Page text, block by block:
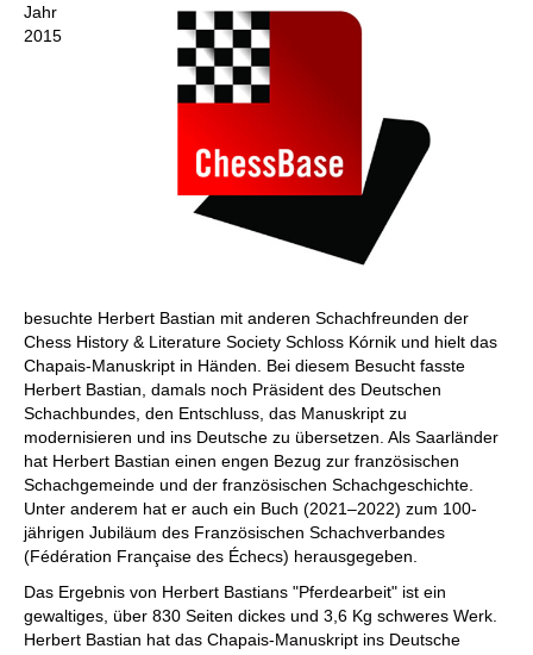
Jahr
2015
besuchte Herbert Bastian mit anderen Schachfreunden der
Chess History & Literature Society Schloss Kórnik und hielt das
Chapais-Manuskript in Händen. Bei diesem Besucht fasste
Herbert Bastian, damals noch Präsident des Deutschen
Schachbundes, den Entschluss, das Manuskript zu
modernisieren und ins Deutsche zu übersetzen. Als Saarländer
hat Herbert Bastian einen engen Bezug zur französischen
Schachgemeinde und der französischen Schachgeschichte.
Unter anderem hat er auch ein Buch (2021–2022) zum 100-
jährigen Jubiläum des Französischen Schachverbandes
(Fédération Française des Échecs) herausgegeben.
Das Ergebnis von Herbert Bastians "Pferdearbeit" ist ein
gewaltiges, über 830 Seiten dickes und 3,6 Kg schweres Werk.
Herbert Bastian hat das Chapais-Manuskript ins Deutsche